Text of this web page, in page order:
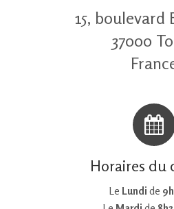
15, boulevard
37000
Horaires du
Le Lundi de 9h